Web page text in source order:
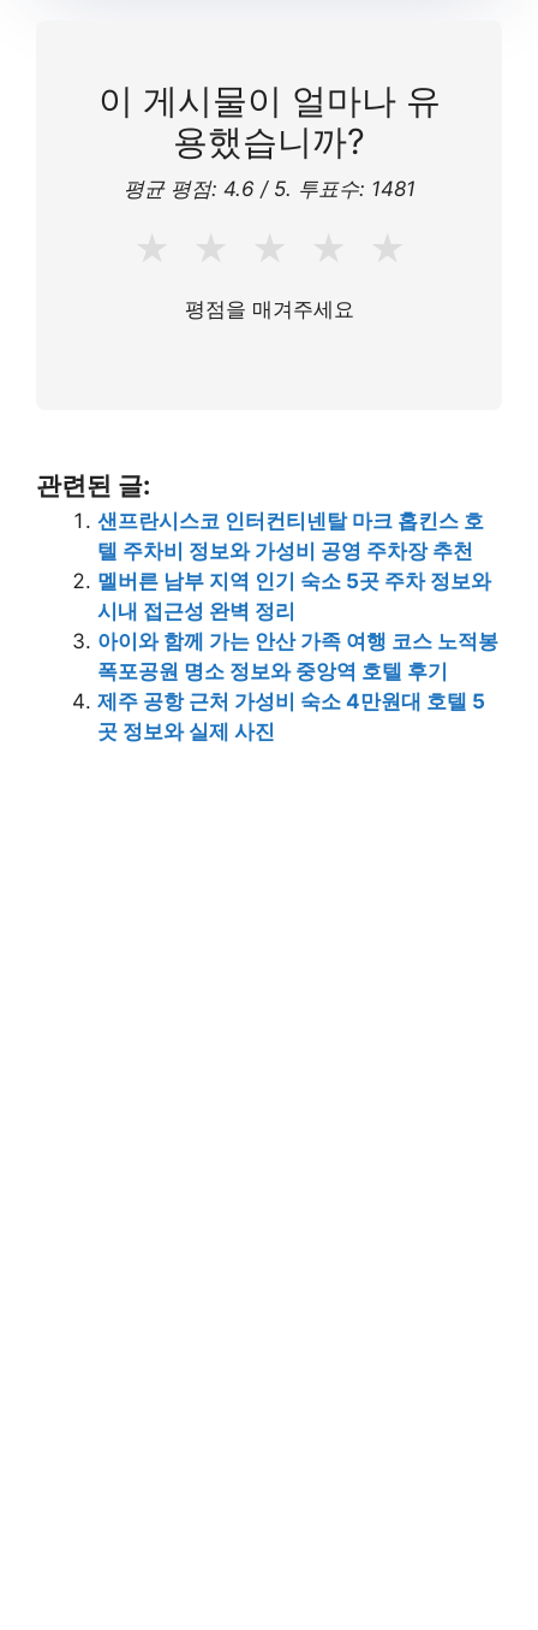
이 게시물이 얼마나 유
용했습니까?
평균 평점: 4.6 / 5. 투표수: 1481
★ ★ ★ ★ ★
평점을 매겨주세요
관련된 글:
샌프란시스코 인터컨티넨탈 마크 홉킨스 호
텔 주차비 정보와 가성비 공영 주차장 추천
멜버른 남부 지역 인기 숙소 5곳 주차 정보와
시내 접근성 완벽 정리
아이와 함께 가는 안산 가족 여행 코스 노적봉
폭포공원 명소 정보와 중앙역 호텔 후기
제주 공항 근처 가성비 숙소 4만원대 호텔 5
곳 정보와 실제 사진